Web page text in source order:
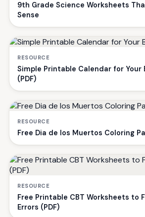
9th Grade Science Worksheets
Sense
RESOURCE
Simple Printable Calendar for Your
(PDF)
RESOURCE
Free Dia de los Muertos Coloring
RESOURCE
Free Printable CBT Worksheets to
Errors (PDF)